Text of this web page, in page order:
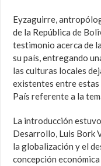
Eyzaguirre,
de la República de
testimonio acerca de
su país, entregando
las culturas locales
existentes entre estas
País referente a la
La introducción
Desarrollo, Luis Bork
la globalización y el
concepción